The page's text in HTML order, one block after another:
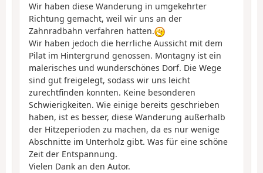
Wir haben diese Wanderung in umgekehrter
Richtung gemacht, weil wir uns an der
Zahnradbahn verfahren hatten.
Wir haben jedoch die herrliche Aussicht mit dem
Pilat im Hintergrund genossen. Montagny ist ein
malerisches und wunderschönes Dorf. Die Wege
sind gut freigelegt, sodass wir uns leicht
zurechtfinden konnten. Keine besonderen
Schwierigkeiten. Wie einige bereits geschrieben
haben, ist es besser, diese Wanderung außerhalb
der Hitzeperioden zu machen, da es nur wenige
Abschnitte im Unterholz gibt. Was für eine schöne
Zeit der Entspannung.
Vielen Dank an den Autor.